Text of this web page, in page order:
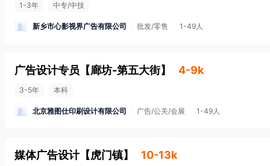
1-3年 中专/中技
新乡市心影视界广告有限公司 批发/零售 1-49人
广告设计专员 【廊坊-第五大街】 4-9k
3-5年 本科
北京雅图仕印刷设计有限公司 广告/公关/会展 1-49人
媒体广告设计 【虎门镇】 10-13k